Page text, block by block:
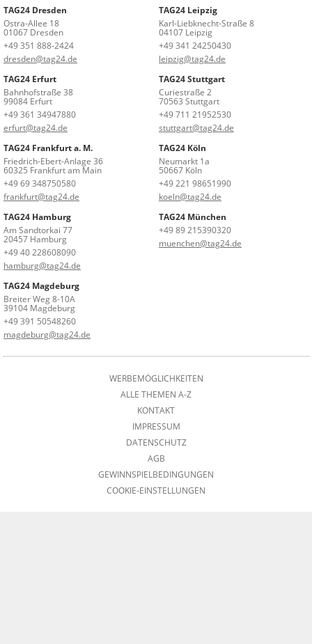
TAG24 Dresden
Ostra-Allee 18
01067 Dresden
+49 351 888-2424
dresden@tag24.de
TAG24 Leipzig
Karl-Liebknecht-Straße 8
04107 Leipzig
+49 341 24250430
leipzig@tag24.de
TAG24 Erfurt
Bahnhofstraße 38
99084 Erfurt
+49 361 34947880
erfurt@tag24.de
TAG24 Stuttgart
Curiestraße 2
70563 Stuttgart
+49 711 21952530
stuttgart@tag24.de
TAG24 Frankfurt a. M.
Friedrich-Ebert-Anlage 36
60325 Frankfurt am Main
+49 69 348750580
frankfurt@tag24.de
TAG24 Köln
Neumarkt 1a
50667 Köln
+49 221 98651990
koeln@tag24.de
TAG24 Hamburg
Am Sandtorkai 77
20457 Hamburg
+49 40 228608090
hamburg@tag24.de
TAG24 München
+49 89 215390320
muenchen@tag24.de
TAG24 Magdeburg
Breiter Weg 8-10A
39104 Magdeburg
+49 391 50548260
magdeburg@tag24.de
WERBEMÖGLICHKEITEN
ALLE THEMEN A-Z
KONTAKT
IMPRESSUM
DATENSCHUTZ
AGB
GEWINNSPIELBEDINGUNGEN
COOKIE-EINSTELLUNGEN